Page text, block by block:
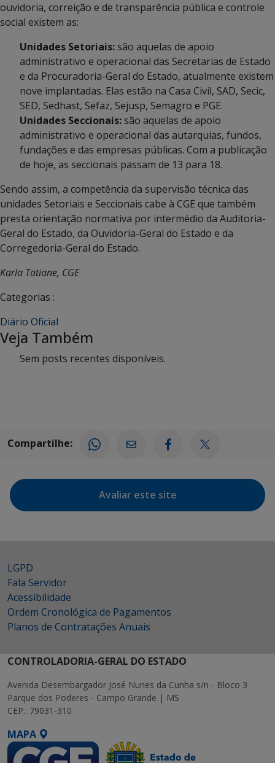
ouvidoria, correição e de transparência pública e controle
social existem as:
Unidades Setoriais:são aquelas de apoio
administrativo e operacional das Secretarias de Estado
e da Procuradoria-Geral do Estado, atualmente existem
nove implantadas. Elas estão na Casa Civil, SAD, Secic,
SED, Sedhast, Sefaz, Sejusp, Semagro e PGE.
Unidades Seccionais:são aquelas de apoio
administrativo e operacional das autarquias, fundos,
fundações e das empresas públicas. Com a publicação
de hoje, as seccionais passam de 13 para 18.
Sendo assim, a competência da supervisão técnica das
unidades Setoriais e Seccionais cabe à CGE que também
presta orientação normativa por intermédio da Auditoria-
Geral do Estado, da Ouvidoria-Geral do Estado e da
Corregedoria-Geral do Estado.
Karla Tatiane, CGE
Categorias :
Diário Oficial
Veja Também
Sem posts recentes disponíveis.
Compartilhe:
Avaliar este site
LGPD
Fala Servidor
Acessibilidade
Ordem Cronológica de Pagamentos
Planos de Contratações Anuais
CONTROLADORIA-GERAL DO ESTADO
Avenida Desembargador José Nunes da Cunha s/n - Bloco 3
Parque dos Poderes - Campo Grande | MS
CEP.: 79031-310
MAPA